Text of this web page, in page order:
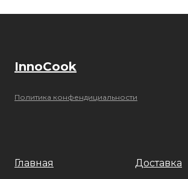
InnoCook
Политика конфендициальности
Главная
Доставка